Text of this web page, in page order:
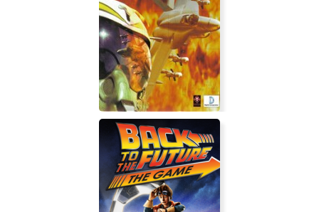
National Zombie Park